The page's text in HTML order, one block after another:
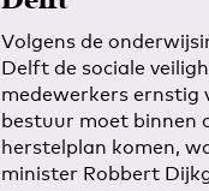
Volgens de
Delft de sociale
medewerkers ernstig
bestuur moet binnen
herstelplan komen,
minister Robbert